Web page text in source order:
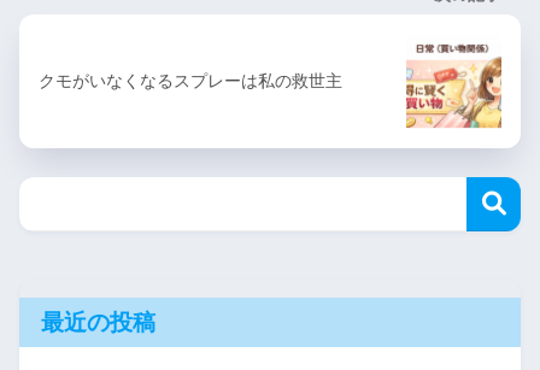
クモがいなくなるスプレーは私の救世主
最近の投稿